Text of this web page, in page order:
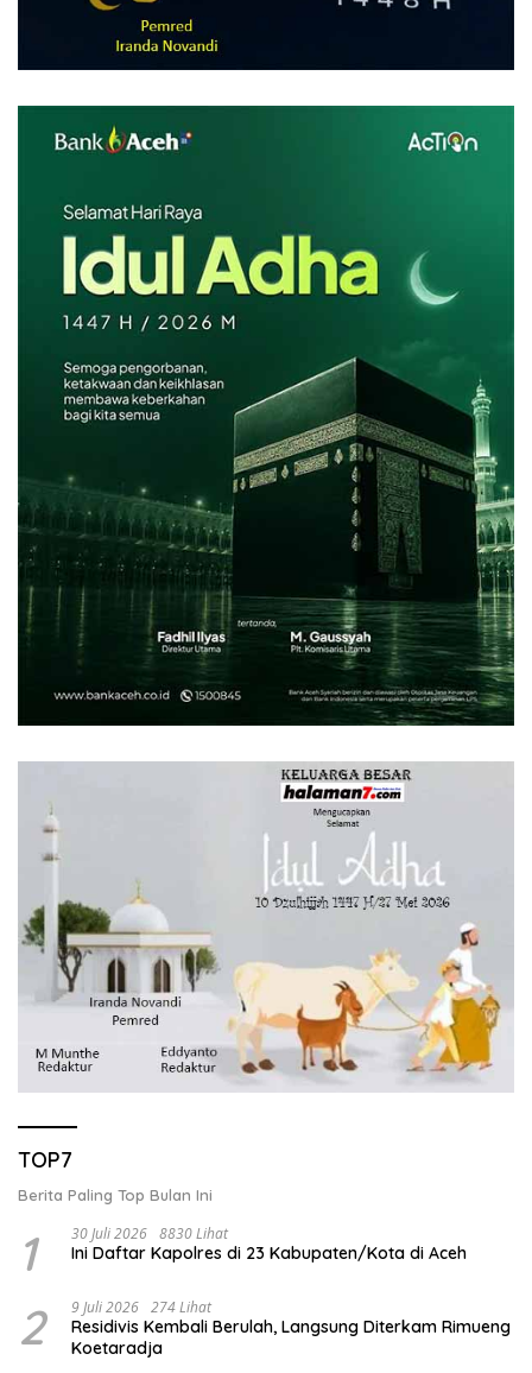
TOP7
Berita Paling Top Bulan Ini
1 30 Juli 2026 8830 Lihat
Ini Daftar Kapolres di 23 Kabupaten/Kota di Aceh
2 9 Juli 2026 274 Lihat
Residivis Kembali Berulah, Langsung Diterkam Rimueng
Koetaradja